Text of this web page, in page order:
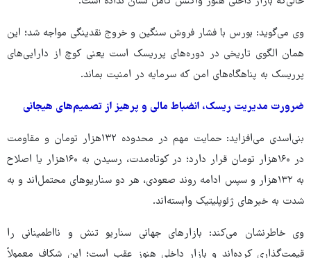
وی می‌گوید: بورس با فشار فروش سنگین و خروج نقدینگی مواجه شد؛ این
همان الگوی تاریخی در دوره‌های پرریسک است یعنی کوچ از دارایی‌های
پرریسک به پناهگاه‌های امن که سرمایه در امنیت بماند.
ضرورت مدیریت ریسک، انضباط مالی و پرهیز از تصمیم‌های هیجانی
بنی‌اسدی می‌افزاید: حمایت مهم در محدوده ۱۳۲هزار تومان و مقاومت
در ۱۶۰هزار تومان قرار دارد؛ در کوتاه‌مدت، رسیدن به ۱۶۰هزار یا اصلاح
به ۱۳۲هزار و سپس ادامه روند صعودی، هر دو سناریوهای محتمل‌اند و به
شدت به خبرهای ژئوپلیتیک وابسته‌اند.
وی خاطرنشان می‌کند: بازارهای جهانی سناریو تنش و نااطمینانی را
قیمت‌گذاری کرده‌اند و بازار داخلی هنوز عقب است؛ این شکاف معمولاً